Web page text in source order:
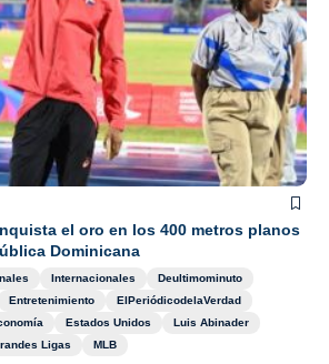
el oro en los 400 metros planos
Dominicana
Internacionales
Deultimominuto
Entretenimiento
ElPeriódicodelaVerdad
Estados Unidos
Luis Abinader
Ligas MLB